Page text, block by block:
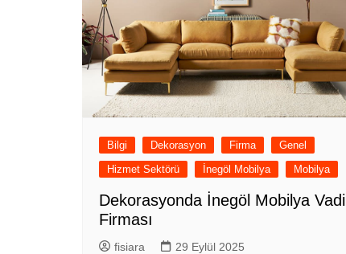
Bilgi Dekorasyon Firma
Genel
Hizmet Sektörü
İnegöl Mobilya Mobilya
Dekorasyonda İnegöl Mobilya Vadi
Firması
fisiara 29 Eylül 2025